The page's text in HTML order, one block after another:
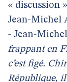
« discussion
Jean-Michel
- Jean-
frappant en
c’est figé.
République,